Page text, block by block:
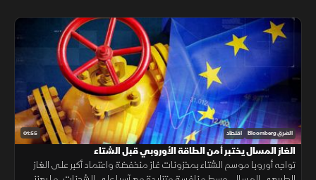
01:55 الشرق Bloomberg اقتصاد
الغاز المسال يختبر أمن الطاقة الأوروبي قبل الشتاء
تواجه أوروبا موسم الشتاء بمخزونات غاز منخفضة واعتماد أكبر على الغاز